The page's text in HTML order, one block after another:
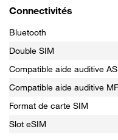
Connectivités
Bluetooth
Double SIM
Compatible aide auditive
Compatible aide auditive
Format de carte SIM
Slot eSIM